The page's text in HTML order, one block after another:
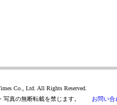
Co., Ltd. All Rights Reserved.
写真の無断転載を禁じます。 お問い合